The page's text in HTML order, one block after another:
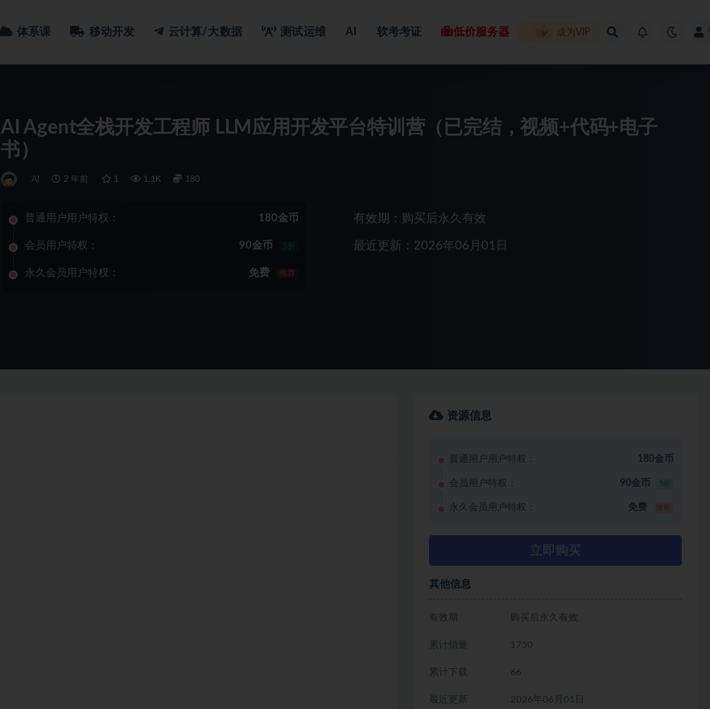
体系课 移动开发 云计算/大数据 测试运维 AI 软考考证 低价服务器 成为VIP
AI Agent全栈开发工程师 LLM应用开发平台特训营（已完结，视频+代码+电子
书）
AI 2 年前 1 1.1K 180
普通用户用户特权： 180金币
会员用户特权： 90金币 5折
永久会员用户特权： 免费 推荐
有效期：购买后永久有效
最近更新：2026年06月01日
资源信息
普通用户用户特权： 180金币
会员用户特权： 90金币 5折
永久会员用户特权： 免费
立即购买
其他信息
有效期 购买后永久有效
累计销量 1750
累计下载 66
最近更新 2026年06月01日